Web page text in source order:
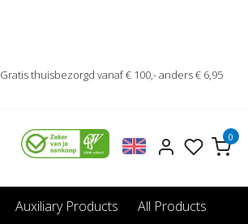
Gratis thuisbezorgd vanaf € 100,- anders € 6,95
0
Auxiliary Products All Products